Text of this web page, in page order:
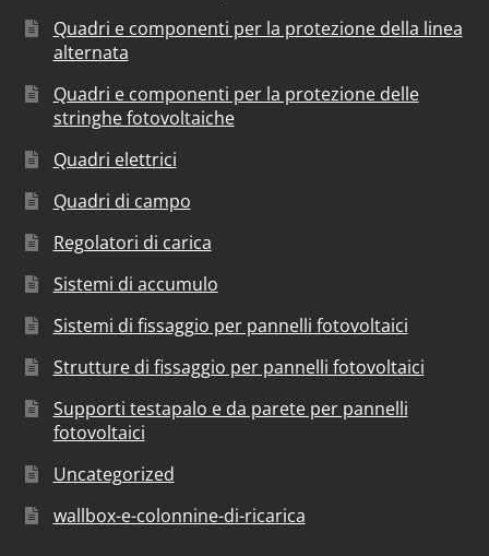
Quadri e componenti per la protezione della linea
alternata
Quadri e componenti per la protezione delle
stringhe fotovoltaiche
Quadri elettrici
Quadri di campo
Regolatori di carica
Sistemi di accumulo
Sistemi di fissaggio per pannelli fotovoltaici
Strutture di fissaggio per pannelli fotovoltaici
Supporti testapalo e da parete per pannelli
fotovoltaici
Uncategorized
wallbox-e-colonnine-di-ricarica